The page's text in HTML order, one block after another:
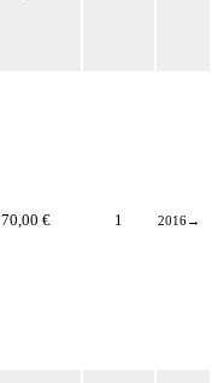
70,00 € 1 2016→